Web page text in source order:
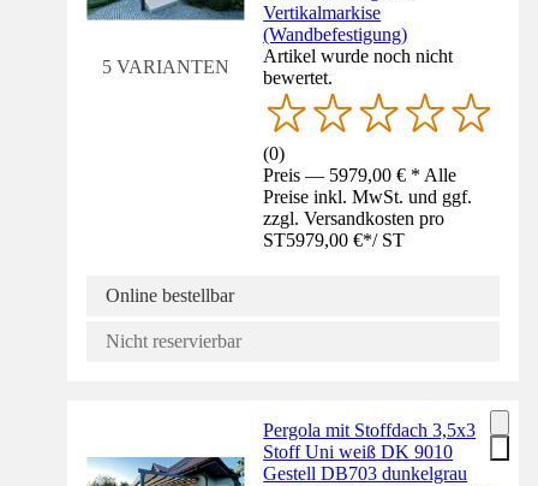
5 VARIANTEN
Vertikalmarkise
(Wandbefestigung)
Artikel wurde noch nicht
bewertet.
(0)
Preis — 5979,00 € * Alle
Preise inkl. MwSt. und ggf.
zzgl. Versandkosten pro
ST5979,00 €*/ ST
Online bestellbar
Nicht reservierbar
Pergola mit Stoffdach 3,5x3
Stoff Uni weiß DK 9010
Gestell DB703 dunkelgrau